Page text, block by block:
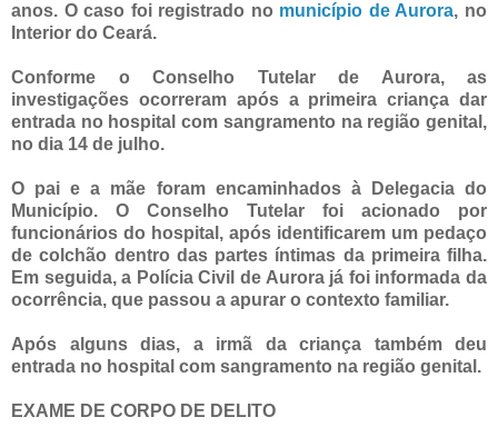
anos. O caso foi registrado no município de Aurora, no
Interior do Ceará.
Conforme o Conselho Tutelar de Aurora, as
investigações ocorreram após a primeira criança dar
entrada no hospital com sangramento na região genital,
no dia 14 de julho.
O pai e a mãe foram encaminhados à Delegacia do
Município. O Conselho Tutelar foi acionado por
funcionários do hospital, após identificarem um pedaço
de colchão dentro das partes íntimas da primeira filha.
Em seguida, a Polícia Civil de Aurora já foi informada da
ocorrência, que passou a apurar o contexto familiar.
Após alguns dias, a irmã da criança também deu
entrada no hospital com sangramento na região genital.
EXAME DE CORPO DE DELITO